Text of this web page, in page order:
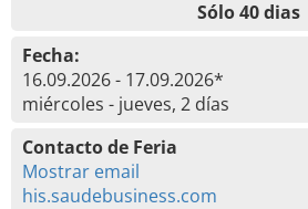
Sólo 40 dias
Fecha:
16.09.2026 - 17.09.2026*
miércoles - jueves, 2 días
Contacto de Feria
Mostrar email
his.saudebusiness.com